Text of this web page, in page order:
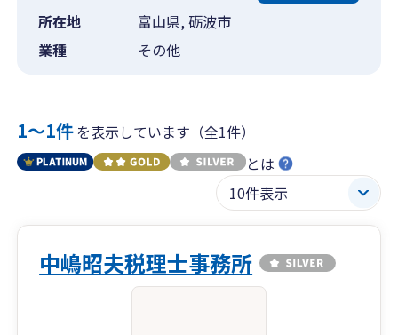
所在地
富山県, 砺波市
業種
その他
1〜1件を表示しています（全1件）
とは
中嶋昭夫税理士事務所